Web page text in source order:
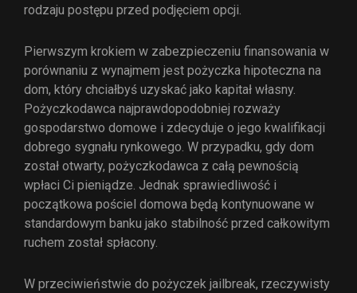
rodzaju postępu przed podjęciem opcji.
Pierwszym krokiem w zabezpieczeniu finansowania w
porównaniu z wynajmem jest pożyczka hipoteczna na
dom, który chciałbyś uzyskać jako kapitał własny.
Pożyczkodawca najprawdopodobniej rozważy
gospodarstwo domowe i zdecyduje o jego kwalifikacji
dobrego sygnału rynkowego. W przypadku, gdy dom
został otwarty, pożyczkodawca z całą pewnością
wpłaci Ci pieniądze. Jednak sprawiedliwość i
początkowa pościel domowa będą kontynuowane w
standardowym banku jako stabilność przed całkowitym
ruchem został spłacony.
W przeciwieństwie do pożyczek jailbreak, rzeczywisty